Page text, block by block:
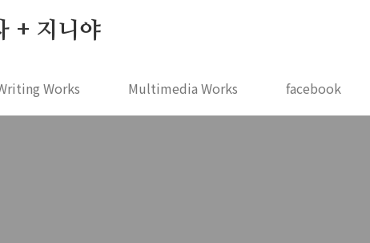
+ 지니야
Works Multimedia Works facebook